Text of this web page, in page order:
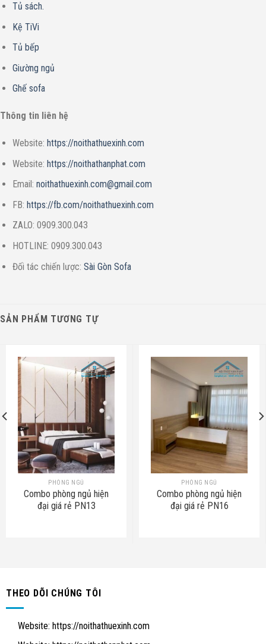
Tủ sách.
Kệ TiVi
Tủ bếp
Giường ngủ
Ghế sofa
Thông tin liên hệ
Website: https://noithathuexinh.com
Website: https://noithathanphat.com
Email: noithathuexinh.com@gmail.com
FB: https://fb.com/noithathuexinh.com
ZALO: 0909.300.043
HOTLINE: 0909.300.043
Đối tác chiến lược: Sài Gòn Sofa
SẢN PHẨM TƯƠNG TỰ
PHÒNG NGỦ
Combo phòng ngủ hiện
đại giá rẻ PN13
PHÒNG NGỦ
Combo phòng ngủ hiện
đại giá rẻ PN16
THEO DÕI CHÚNG TÔI
Website: https://noithathuexinh.com